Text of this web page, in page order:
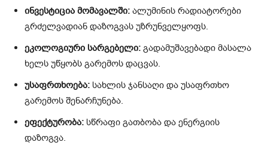
ინვესტიცია მომავალში: ალუმინის რადიატორები
გრძელვადიან დაზოგვას უზრუნველყოფს.
ეკოლოგიური სარგებელი: გადამუშავებადი მასალა
ხელს უწყობს გარემოს დაცვას.
უსაფრთხოება: სახლის ჯანსაღი და უსაფრთხო
გარემოს შენარჩუნება.
ეფექტურობა: სწრაფი გათბობა და ენერგიის
დაზოგვა.